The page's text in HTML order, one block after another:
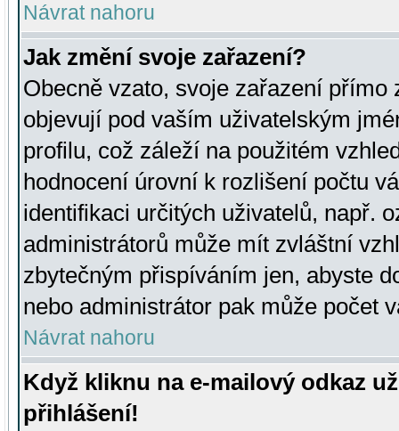
Návrat nahoru
Jak změní svoje zařazení?
Obecně vzato, svoje zařazení přímo
objevují pod vaším uživatelským
profilu, což záleží na použitém
hodnocení úrovní k rozlišení počtu
identifikaci určitých uživatelů, např.
administrátorů může mít zvláštní
zbytečným přispíváním jen, abyste
nebo administrátor pak může počet
Návrat nahoru
Když kliknu na e-mailový odkaz
přihlášení!